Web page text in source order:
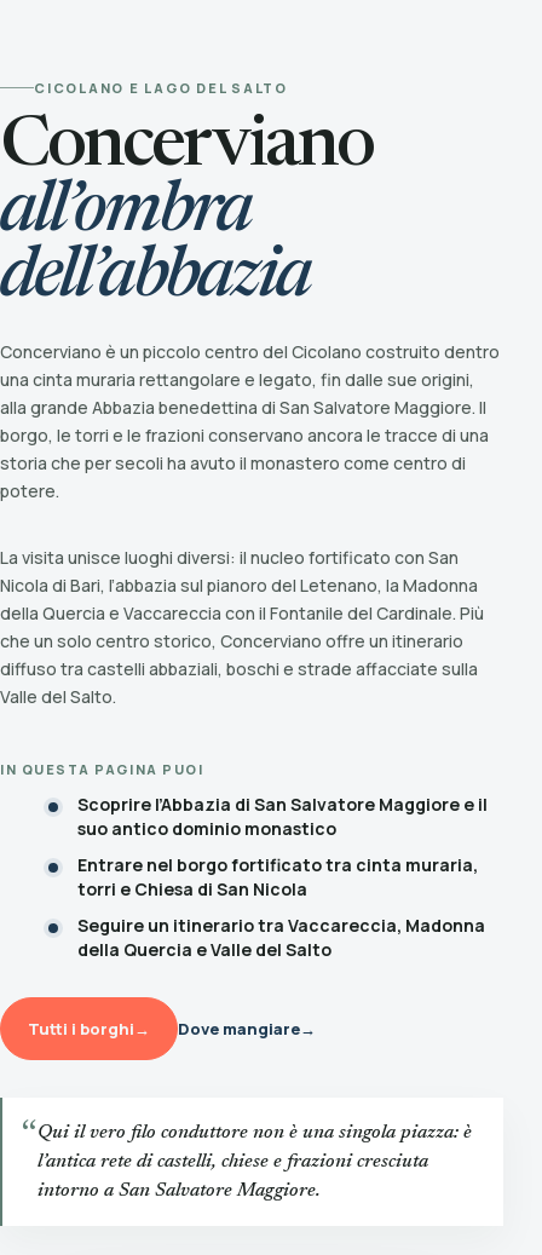
CICOLANO E LAGO DEL SALTO
Concerviano
all’ombra
dell’abbazia
Concerviano è un piccolo centro del Cicolano costruito dentro
una cinta muraria rettangolare e legato, fin dalle sue origini,
alla grande Abbazia benedettina di San Salvatore Maggiore. Il
borgo, le torri e le frazioni conservano ancora le tracce di una
storia che per secoli ha avuto il monastero come centro di
potere.
La visita unisce luoghi diversi: il nucleo fortificato con San
Nicola di Bari, l’abbazia sul pianoro del Letenano, la Madonna
della Quercia e Vaccareccia con il Fontanile del Cardinale. Più
che un solo centro storico, Concerviano offre un itinerario
diffuso tra castelli abbaziali, boschi e strade affacciate sulla
Valle del Salto.
IN QUESTA PAGINA PUOI
Scoprire l’Abbazia di San Salvatore Maggiore e il
suo antico dominio monastico
Entrare nel borgo fortificato tra cinta muraria,
torri e Chiesa di San Nicola
Seguire un itinerario tra Vaccareccia, Madonna
della Quercia e Valle del Salto
Tutti i borghi→ Dove mangiare→
“Qui il vero filo conduttore non è una singola piazza: è
l’antica rete di castelli, chiese e frazioni cresciuta
intorno a San Salvatore Maggiore.